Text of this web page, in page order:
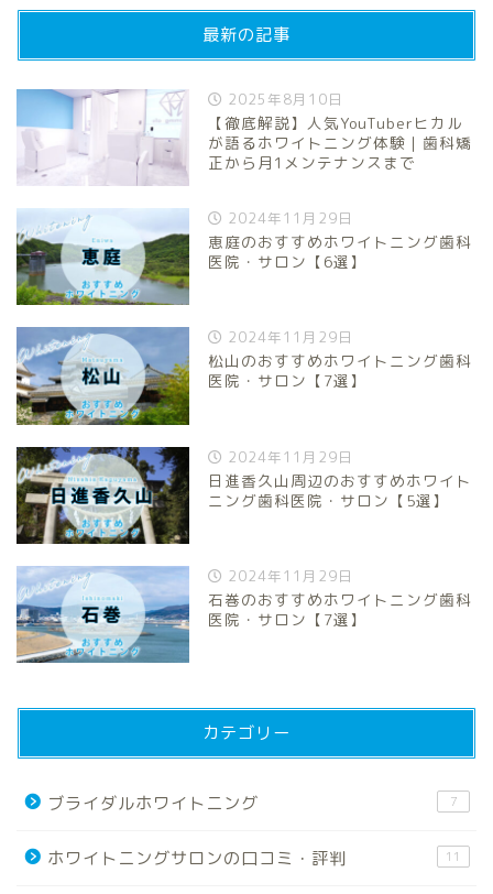
最新の記事
2025年8月10日
【徹底解説】人気YouTuberヒカル
が語るホワイトニング体験｜歯科矯
正から月1メンテナンスまで
2024年11月29日
恵庭のおすすめホワイトニング歯科
医院・サロン【6選】
2024年11月29日
松山のおすすめホワイトニング歯科
医院・サロン【7選】
2024年11月29日
日進香久山周辺のおすすめホワイト
ニング歯科医院・サロン【5選】
2024年11月29日
石巻のおすすめホワイトニング歯科
医院・サロン【7選】
カテゴリー
ブライダルホワイトニング 7
ホワイトニングサロンの口コミ・評判 11